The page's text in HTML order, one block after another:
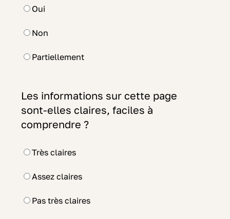
Oui
Non
Partiellement
Les informations sur cette page
sont-elles claires, faciles à
comprendre ?
Très claires
Assez claires
Pas très claires